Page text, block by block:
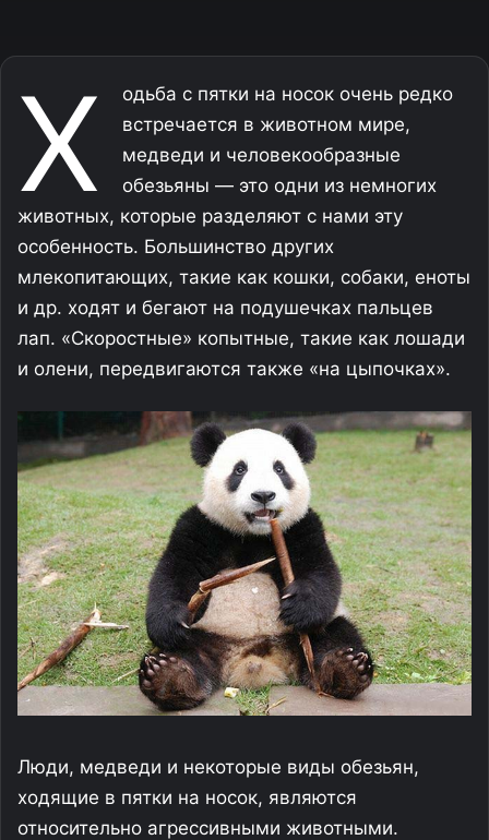
Х
одьба с пятки на носок очень редко
встречается в животном мире,
медведи и человекообразные
обезьяны — это одни из немногих
животных, которые разделяют с нами эту
особенность. Большинство других
млекопитающих, такие как кошки, собаки, еноты
и др. ходят и бегают на подушечках пальцев
лап. «Скоростные» копытные, такие как лошади
и олени, передвигаются также «на цыпочках».
Люди, медведи и некоторые виды обезьян,
ходящие в пятки на носок, являются
относительно агрессивными животными.